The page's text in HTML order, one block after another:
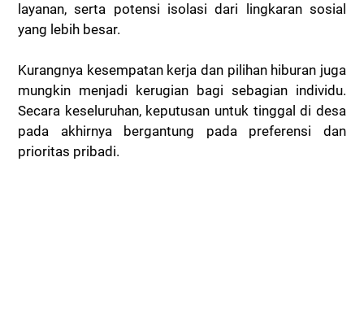
layanan, serta potensi isolasi dari lingkaran sosial
yang lebih besar.
Kurangnya kesempatan kerja dan pilihan hiburan juga
mungkin menjadi kerugian bagi sebagian individu.
Secara keseluruhan, keputusan untuk tinggal di desa
pada akhirnya bergantung pada preferensi dan
prioritas pribadi.